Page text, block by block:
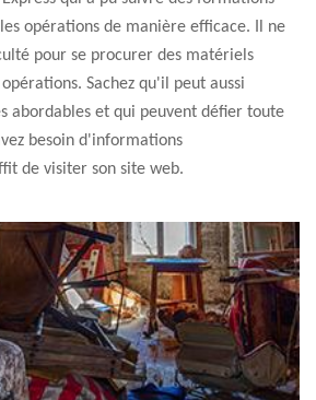
opérations de manière efficace. Il ne
pour se procurer des matériels
Sachez qu'il peut aussi
abordables et qui peuvent défier toute
besoin d'informations
de visiter son site web.